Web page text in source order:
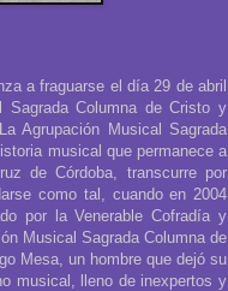
a fraguarse el día 29 de abril
Sagrada Columna de Cristo y
Agrupación Musical Sagrada
musical que permanece a
de Córdoba, transcurre por
como tal, cuando en 2004
por la Venerable Cofradía y
Musical Sagrada Columna de
Mesa, un hombre que dejó su
musical, lleno de inexpertos y